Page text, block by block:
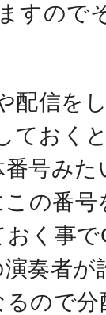
すので
配信を
ておく
号み
の番
く事
奏者
ので